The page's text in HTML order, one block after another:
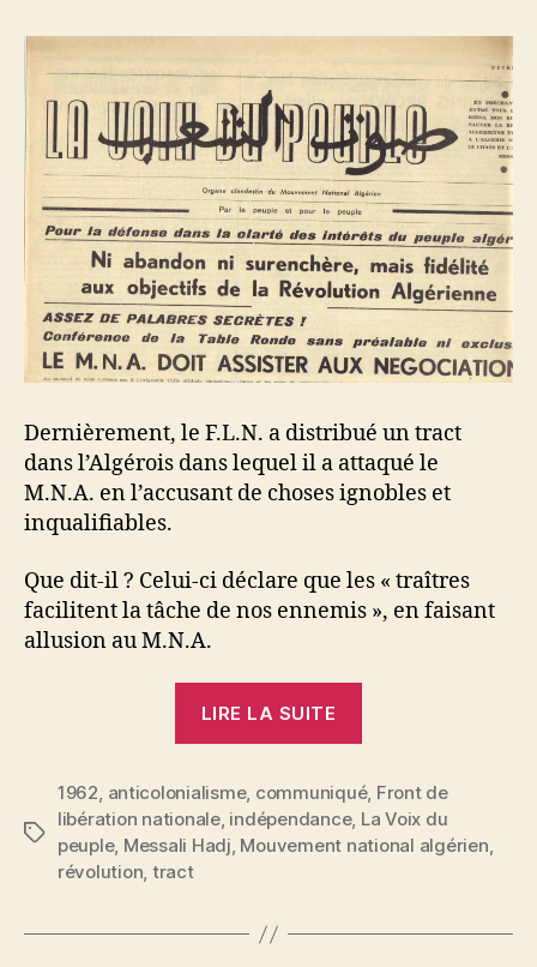
Dernièrement, le F.L.N. a distribué un tract
dans l’Algérois dans lequel il a attaqué le
M.N.A. en l’accusant de choses ignobles et
inqualifiables.
Que dit-il ? Celui-ci déclare que les « traîtres
facilitent la tâche de nos ennemis », en faisant
allusion au M.N.A.
LIRE LA SUITE
le
mensonge
ne
Étiquettes
1962, anticolonialisme, communiqué, Front de
libération nationale, indépendance, La Voix du
peuple, Messali Hadj, Mouvement national algérien,
révolution, tract